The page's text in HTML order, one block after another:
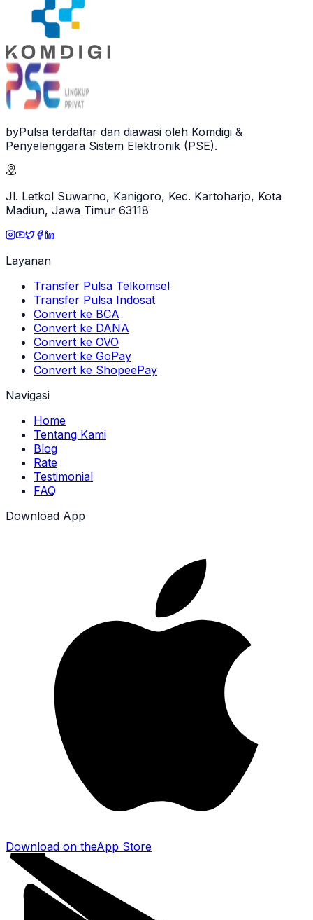
byPulsa terdaftar dan diawasi oleh Komdigi &
Penyelenggara Sistem Elektronik (PSE).
Jl. Letkol Suwarno, Kanigoro, Kec. Kartoharjo, Kota
Madiun, Jawa Timur 63118
Layanan
Transfer Pulsa Telkomsel
Transfer Pulsa Indosat
Convert ke BCA
Convert ke DANA
Convert ke OVO
Convert ke GoPay
Convert ke ShopeePay
Navigasi
Home
Tentang Kami
Blog
Rate
Testimonial
FAQ
Download App
Download on theApp Store